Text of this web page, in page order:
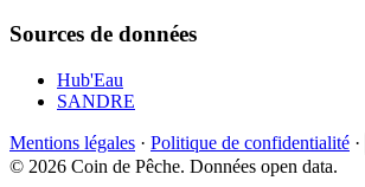
Sources de données
Hub'Eau
SANDRE
Mentions légales · Politique de confidentialité ·
© 2026 Coin de Pêche. Données open data.